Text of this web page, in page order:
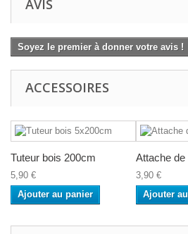
AVIS
Soyez le premier à donner votre avis !
ACCESSOIRES
Tuteur bois 200cm
5,90 €
Ajouter au panier
Attache de
3,90 €
Ajouter